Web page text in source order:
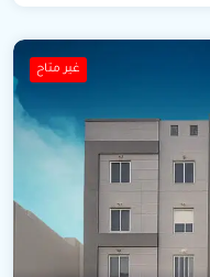
غير متاح